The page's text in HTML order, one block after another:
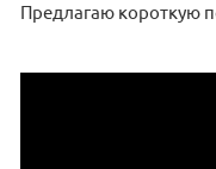
Предлагаю короткую